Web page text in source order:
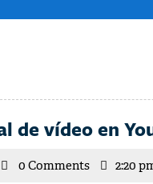
de vídeo en
0 Comments 2:20